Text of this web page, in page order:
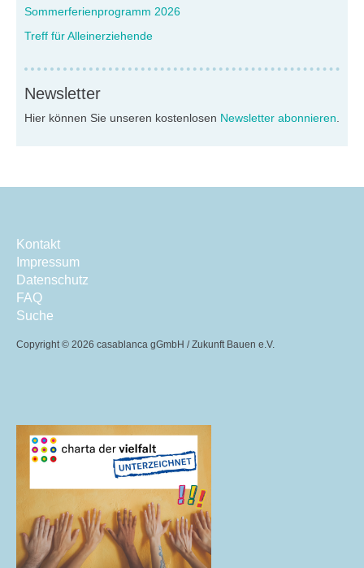
Sommerferienprogramm 2026
Treff für Alleinerziehende
Newsletter
Hier können Sie unseren kostenlosen Newsletter abonnieren.
Kontakt
Impressum
Datenschutz
FAQ
Suche
Copyright © 2026 casablanca gGmbH / Zukunft Bauen e.V.